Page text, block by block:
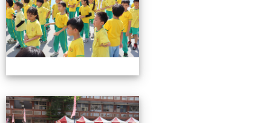
0503運動會花絮-2